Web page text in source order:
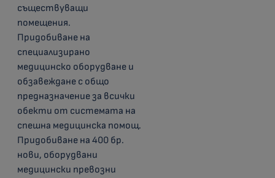
съществуващи
помещения.
Придобиване на
специализирано
медицинско оборудване и
обзавеждане с общо
предназначение за всички
обекти от системата на
спешна медицинска помощ.
Придобиване на 400 бр.
нови, оборудвани
медицински превозни